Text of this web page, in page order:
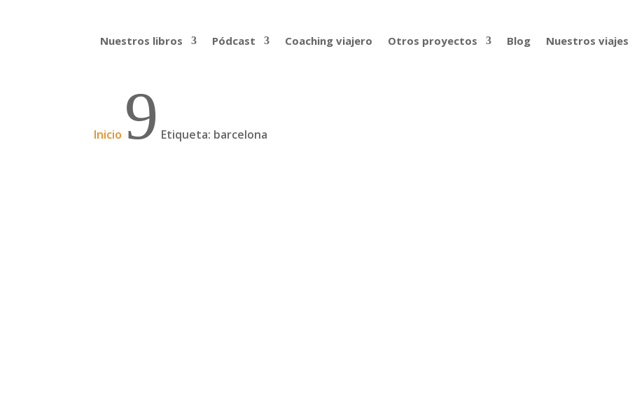
Nuestros libros Pódcast Coaching viajero Otros proyectos Blog Nuestros viajes
Inicio 9 Etiqueta: barcelona